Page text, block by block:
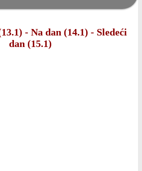
- Na dan (14.1) - Sledeći
dan (15.1)